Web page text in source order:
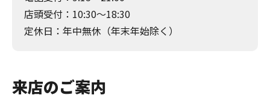
店頭受付：10:30～18:30
定休日：年中無休（年末年始除く）
来店のご案内